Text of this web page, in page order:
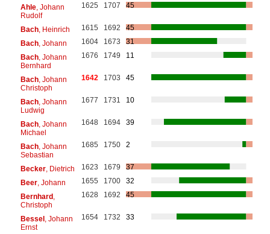
Ahle, Johann
Rudolf
1625 1707 45
Bach, Heinrich 1615 1692
45
Bach, Johann 1604 1673
31
Bach, Johann
Bernhard
1676 1749 11
Bach, Johann
Christoph
1642 1703 45
Bach, Johann
Ludwig
1677 1731 10
Bach, Johann
Michael
1648 1694 39
Bach, Johann
Sebastian
1685 1750 2
Becker, Dietrich 1623 1679
37
Beer, Johann 1655 1700
32
Bernhard,
Christoph
1628 1692 45
Bessel, Johann
Ernst
1654 1732 33